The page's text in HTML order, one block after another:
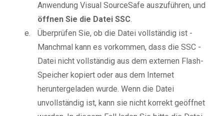
Anwendung Visual SourceSafe auszuführen, und
öffnen Sie die Datei SSC.
Überprüfen Sie, ob die Datei vollständig ist -
Manchmal kann es vorkommen, dass die SSC -
Datei nicht vollständig aus dem externen Flash-
Speicher kopiert oder aus dem Internet
heruntergeladen wurde. Wenn die Datei
unvollständig ist, kann sie nicht korrekt geöffnet